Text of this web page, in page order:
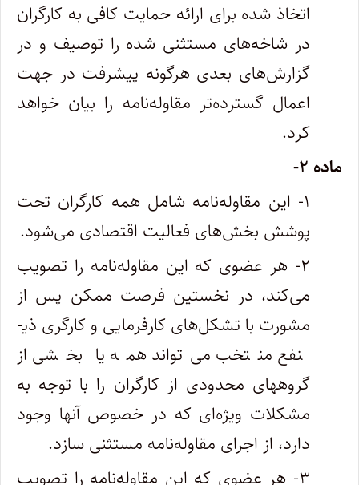
اتخاذ شده برای ارائه حمایت کافی به کارگران
در شاخه‌های مستثنی شده را توصیف و در
گزارش‌های بعدی هرگونه پیشرفت در جهت
اعمال گسترده‌تر مقاوله‌نامه را بیان خواهد
کرد.
ماده ۲-
۱- این مقاوله‌نامه شامل همه کارگران تحت
پوشش بخش‌های فعالیت اقتصادی می‌شود.
۲- هر عضوی که این مقاوله‌نامه را تصویب
می‌کند، در نخستین فرصت ممکن پس از
مشورت با تشکل‌های کارفرمایی و کارگری ذی­
نفع منتخب می‌تواند همه یا بخشی از
گروههای محدودی از کارگران را با توجه به
مشکلات ویژه‌ای که در خصوص آنها وجود
دارد، از اجرای مقاوله‌نامه مستثنی سازد.
۳- هر عضوی که این مقاوله‌نامه را تصویب